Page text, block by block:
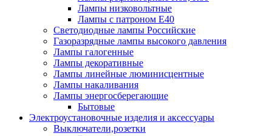
Лампы низковольтные
Лампы с патроном Е40
Светодиодные лампы Российские
Газоразрядные лампы высокого давления
Лампы галогенные
Лампы декоративные
Лампы линейные люминисцентные
Лампы накаливания
Лампы энергосберегающие
Бытовые
Электроустановочные изделия и аксессуары
Выключатели,розетки